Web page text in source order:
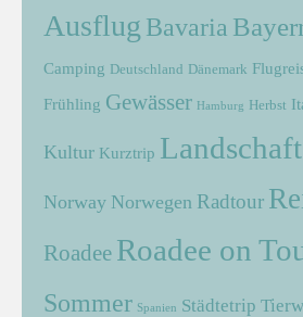
Ausflug Bavaria
Camping Deutschland Dänemark
Frühling Gewässer Hamburg Herbst
Kultur Kurztrip Landschaft
Norway Norwegen Radtour
Roadee Roadee on
Sommer Spanien Städtetrip